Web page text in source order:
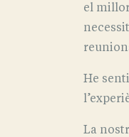
el
He
La